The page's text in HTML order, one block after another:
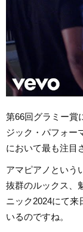
第66回グラミー賞
ジック・パフォー
において最も注目
アマピアノという
抜群のルックス、
ニック2024にて来
いるのですね。